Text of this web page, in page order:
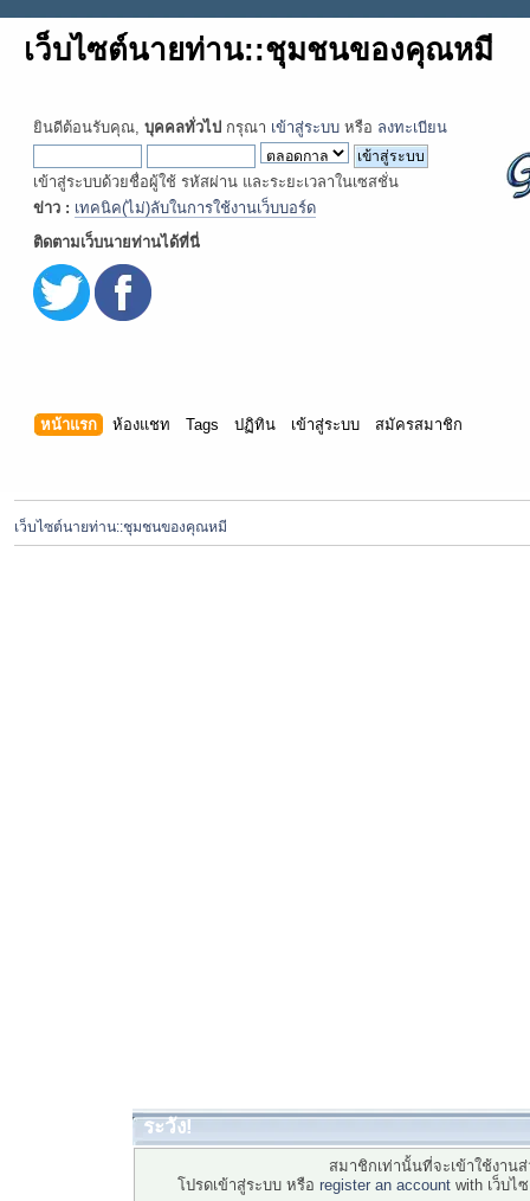
เว็บไซต์นายท่าน::ชุมชนของคุณหมี
ยินดีต้อนรับคุณ, บุคคลทั่วไป กรุณา เข้าสู่ระบบ หรือ ลงทะเบียน
เข้าสู่ระบบด้วยชื่อผู้ใช้ รหัสผ่าน และระยะเวลาในเซสชั่น
ข่าว : เทคนิค(ไม่)ลับในการใช้งานเว็บบอร์ด
ติดตามเว็บนายท่านได้ที่นี่
หน้าแรก ห้องแชท Tags ปฏิทิน เข้าสู่ระบบ สมัครสมาชิก
เว็บไซต์นายท่าน::ชุมชนของคุณหมี
ระวัง!
สมาชิกเท่านั้นที่จะเข้าใช้งาน
โปรดเข้าสู่ระบบ หรือ register an account with เว็บ